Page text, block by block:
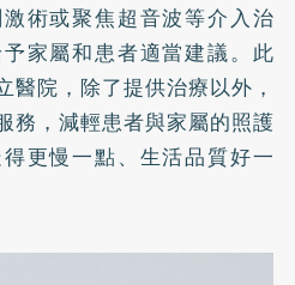
術或聚焦超音波等介入治
家屬和患者適當建議。此
醫院，除了提供治療以外，
務，減輕患者與家屬的照護
更慢一點、生活品質好一